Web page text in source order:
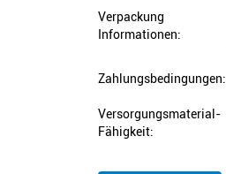
Verpackung
Informationen:
Zahlungsbedingungen:
Versorgungsmaterial-
Fähigkeit: